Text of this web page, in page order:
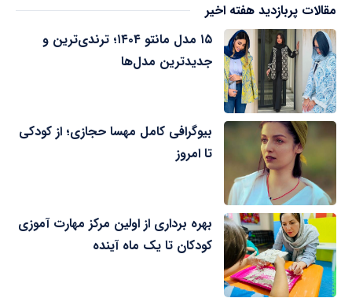
مقالات پربازدید هفته اخیر
۱۵ مدل مانتو ۱۴۰۴؛ ترندی‌ترین و
جدیدترین مدل‌ها
بیوگرافی کامل مهسا حجازی؛ از کودکی
تا امروز
بهره برداری از اولین مرکز مهارت آموزی
کودکان تا یک ماه آینده